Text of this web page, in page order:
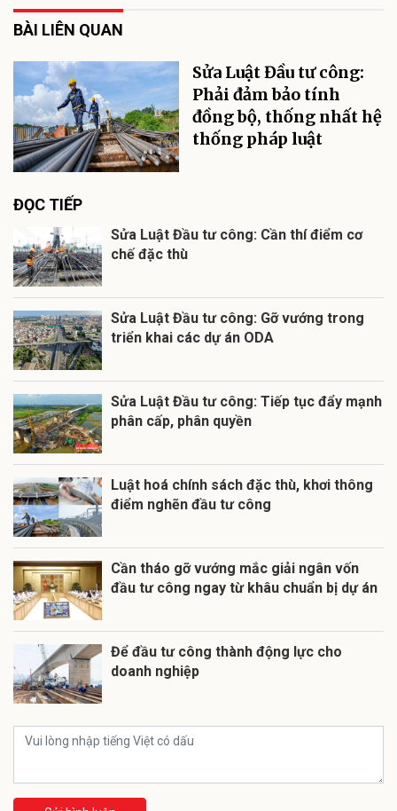
BÀI LIÊN QUAN
Sửa Luật Đầu tư công:
Phải đảm bảo tính
đồng bộ, thống nhất hệ
thống pháp luật
ĐỌC TIẾP
Sửa Luật Đầu tư công: Cần thí điểm cơ
chế đặc thù
Sửa Luật Đầu tư công: Gỡ vướng trong
triển khai các dự án ODA
Sửa Luật Đầu tư công: Tiếp tục đẩy mạnh
phân cấp, phân quyền
Luật hoá chính sách đặc thù, khơi thông
điểm nghẽn đầu tư công
Cần tháo gỡ vướng mắc giải ngân vốn
đầu tư công ngay từ khâu chuẩn bị dự án
Để đầu tư công thành động lực cho
doanh nghiệp